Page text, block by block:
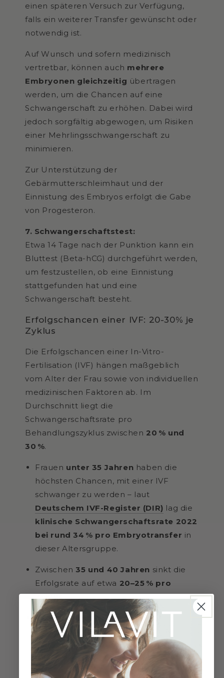
einen späteren Versuch zur Verfügung,
falls ein weiterer Transfer gewünscht oder
notwendig ist.
Auf Wunsch und sofern medizinisch
vertretbar, können auch mehrere
Embryonen gleichzeitig übertragen
werden, um die Chancen auf eine
Schwangerschaft zu erhöhen. Dabei wird
jedoch sorgfältig abgewogen, um Risiken
einer Mehrlingsschwangerschaft zu
minimieren.
Zur Unterstützung der
Gebärmutterschleimhaut und der
Einnistung des Embryos erfolgt die Gabe
von Progesteron.
7. Schwangerschaftstest:
Etwa 14 Tage nach der Punktion kann ein
Bluttest (Beta-hCG) durchgeführt werden,
um festzustellen, ob eine Einnistung
stattgefunden hat und eine
Schwangerschaft besteht.
Erfolgschancen einer IVF: 20-30% je
Zyklus
Die Erfolgschancen einer In-Vitro-
Fertilisation (IVF) hängen maßgeblich
vom Alter der Frau sowie von individuellen
medizinischen Faktoren ab. Im
Durchschnitt liegt die
Schwangerschaftsrate pro
Behandlungszyklus zwischen 20 % und
30 %.
Frauen unter 35 Jahren haben die
höchsten Chancen, mit einer IVF
schwanger zu werden – laut
Deutschem IVF-Register (DIR) lag die
klinische Schwangerschaftsrate 2022
bei rund 34 % pro Embryotransfer in
dieser Altersgruppe.
Zwischen 35 und 40 Jahren sinkt die
Erfolgsrate auf etwa 20–25 % pro
Zyklus.
Ab 40 Jahren
nimmt die
Wahrscheinlichkeit deutlich ab: Nur
etwa
10–15 % der Behandlungen
führen zu einer Schwangerschaft.